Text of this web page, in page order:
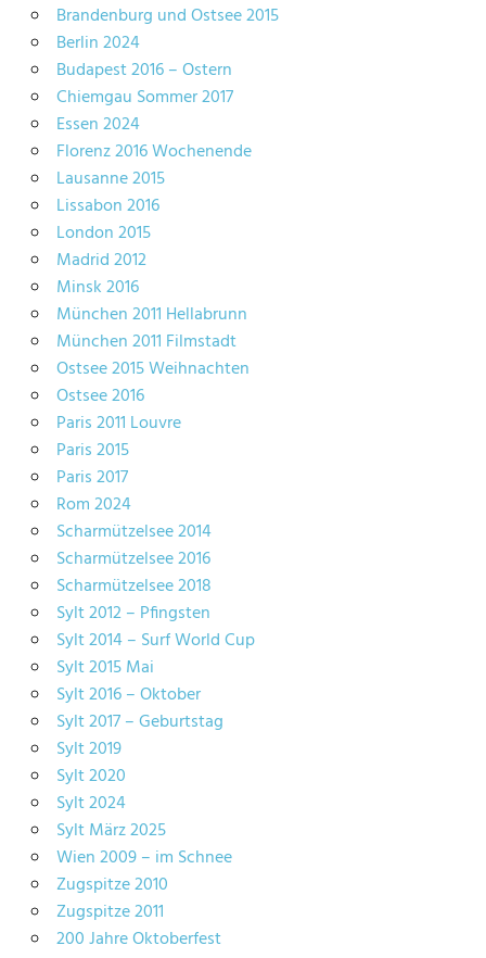
Brandenburg und Ostsee 2015
Berlin 2024
Budapest 2016 – Ostern
Chiemgau Sommer 2017
Essen 2024
Florenz 2016 Wochenende
Lausanne 2015
Lissabon 2016
London 2015
Madrid 2012
Minsk 2016
München 2011 Hellabrunn
München 2011 Filmstadt
Ostsee 2015 Weihnachten
Ostsee 2016
Paris 2011 Louvre
Paris 2015
Paris 2017
Rom 2024
Scharmützelsee 2014
Scharmützelsee 2016
Scharmützelsee 2018
Sylt 2012 – Pfingsten
Sylt 2014 – Surf World Cup
Sylt 2015 Mai
Sylt 2016 – Oktober
Sylt 2017 – Geburtstag
Sylt 2019
Sylt 2020
Sylt 2024
Sylt März 2025
Wien 2009 – im Schnee
Zugspitze 2010
Zugspitze 2011
200 Jahre Oktoberfest